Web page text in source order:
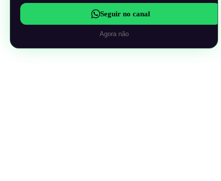
Seguir no canal
Agora não